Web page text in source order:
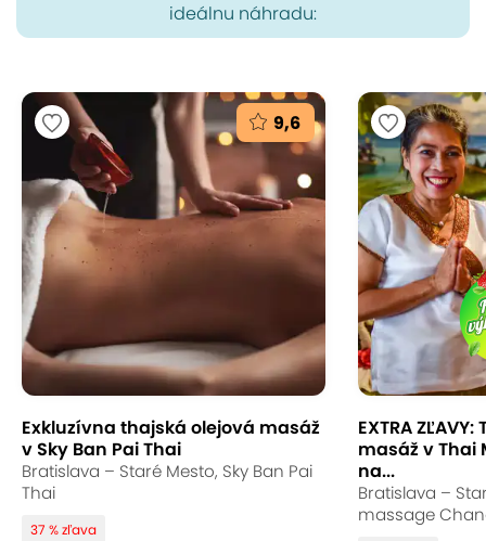
ideálnu náhradu:
9,6
Exkluzívna thajská olejová masáž
v Sky Ban Pai Thai
Bratislava – Staré Mesto, Sky Ban Pai
Thai
37 % zľava
EXTRA
masáž v Thai
na...
Bratislava –
massage